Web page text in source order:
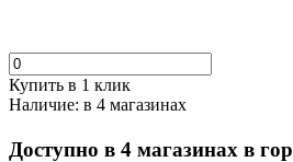
Купить в 1 клик
Наличие: в 4 магазинах
Доступно в 4 магазинах в